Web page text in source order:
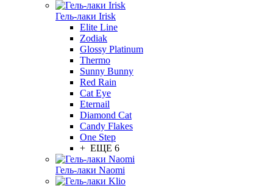
Гель-лаки Irisk
Elite Line
Zodiak
Glossy Platinum
Thermo
Sunny Bunny
Red Rain
Cat Eye
Eternail
Diamond Cat
Candy Flakes
One Step
+ ЕЩЕ 6
Гель-лаки Naomi